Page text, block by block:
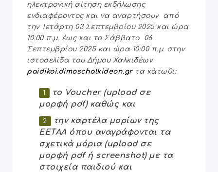
ηλεκτρονική αίτηση εκδήλωσης
ενδιαφέροντος και να αναρτήσουν από
την Τετάρτη 03 Σεπτεμβρίου 2025 και ώρα
10:00 π.μ. έως και το Σάββατο 06
Σεπτεμβρίου 2025 και ώρα 10:00 π.μ. στην
ιστοσελίδα του Δήμου Χαλκιδέων
paidikoi.dimoschalkideon.gr τα κάτωθι:
το Voucher(uploadσε
μορφή pdf) καθώς και
την καρτέλα μορίων της
ΕΕΤΑΑ όπου αναγράφονται τα
σχετικά μόρια (upload σε
μορφή pdf ή screenshot) με τα
στοιχεία παιδιού και